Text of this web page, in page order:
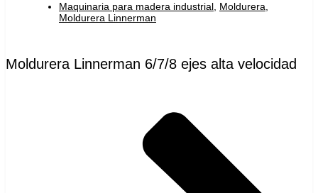
Maquinaria para madera industrial Moldurera
Moldurera Linnerman
Moldurera Linnerman 6/7/8 ejes alta velocidad